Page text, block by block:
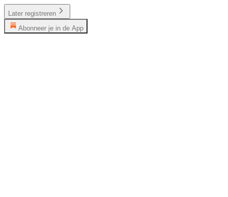
Later registreren
Abonneer je in de App